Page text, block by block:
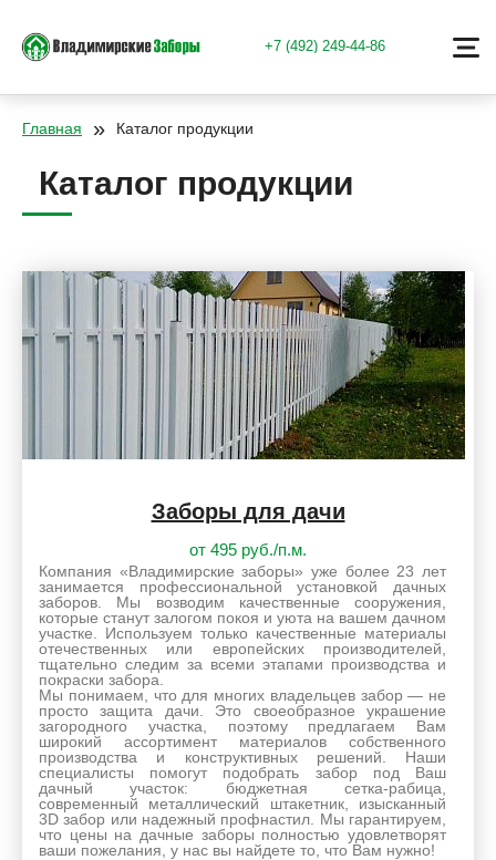
+7 (492) 249-44-86
Главная » Каталог продукции
Каталог продукции
Заборы для дачи
от 495 руб./п.м.
Компания «Владимирские заборы» уже более 23 лет
занимается профессиональной установкой дачных
заборов. Мы возводим качественные сооружения,
которые станут залогом покоя и уюта на вашем дачном
участке. Используем только качественные материалы
отечественных или европейских производителей,
тщательно следим за всеми этапами производства и
покраски забора.
Мы понимаем, что для многих владельцев забор — не
просто защита дачи. Это своеобразное украшение
загородного участка, поэтому предлагаем Вам
широкий ассортимент материалов собственного
производства и конструктивных решений. Наши
специалисты помогут подобрать забор под Ваш
дачный участок: бюджетная сетка-рабица,
современный металлический штакетник, изысканный
3D забор или надежный профнастил. Мы гарантируем,
что цены на дачные заборы полностью удовлетворят
ваши пожелания, у нас вы найдете то, что Вам нужно!